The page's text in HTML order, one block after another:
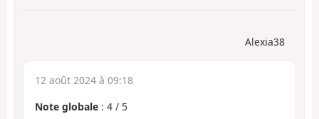
Alexia38
12 août 2024 à 09:18
Note globale : 4 / 5